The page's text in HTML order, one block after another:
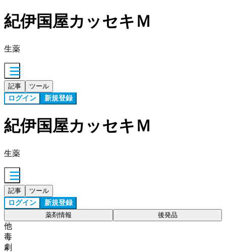
紀伊国屋カッセキＭ
生薬
記事 ツール
ログイン 新規登録
紀伊国屋カッセキＭ
生薬
記事 ツール
ログイン 新規登録
薬剤情報 後発品
他
毒
劇